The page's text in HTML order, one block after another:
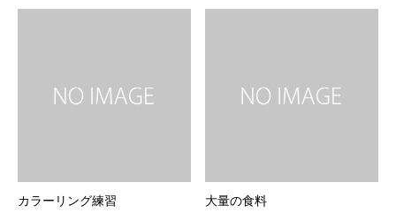
カラーリング練習 大量の食料